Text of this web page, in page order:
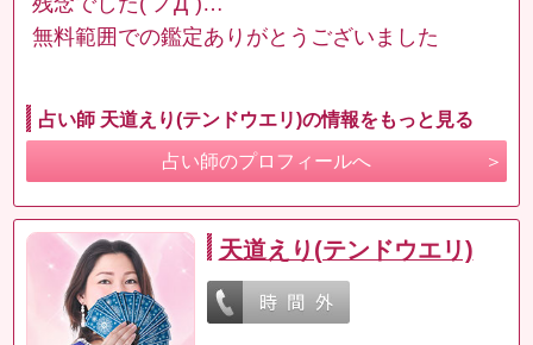
無料範囲での鑑定ありがとうございました
占い師 天道えり(テンドウエリ)の情報をもっと見る
占い師のプロフィールへ
天道えり(テンドウエリ)